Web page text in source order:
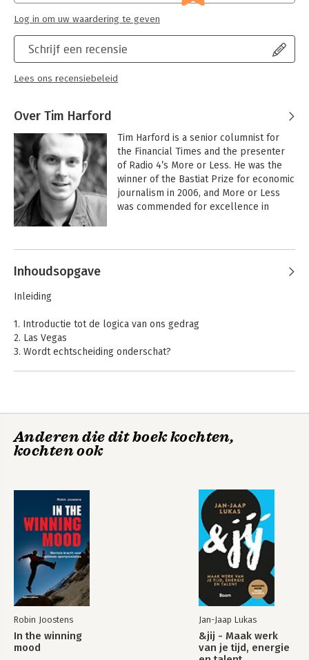
Schrijf een recensie
Lees ons recensiebeleid
Log in om uw waardering te geven
Over Tim Harford
Tim Harford is a senior columnist for
the Financial Times and the presenter
of Radio 4’s More or Less. He was the
winner of the Bastiat Prize for economic
journalism in 2006, and More or Less
was commended for excellence in
lives in Oxford with his wife and three
Inhoudsopgave
Inleiding
1. Introductie tot de logica van ons gedrag
2. Las Vegas
3. Wordt echtscheiding onderschat?
9. Een miljoen jaar logica
Register
Anderen die dit boek kochten,
kochten ook
Robin Joostens
In the winning
mood
Jan-Jaap Lukas
&jij - Maak werk
van je tijd, energie